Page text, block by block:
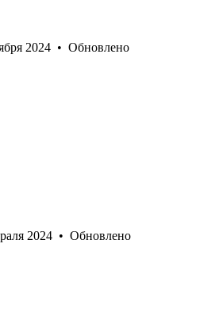
2024 • Обновлено
2024 • Обновлено